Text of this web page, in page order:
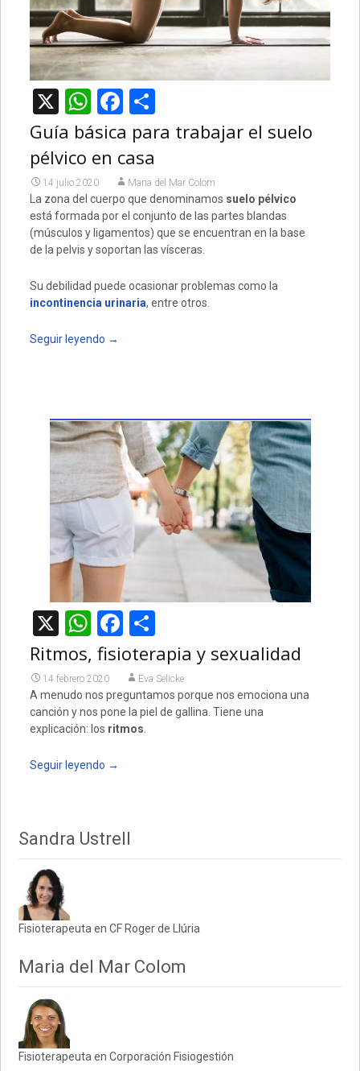
X WhatsApp
Facebook
Compartir
Guía básica para trabajar el suelo
pélvico en casa
14 julio 2020 Maria del Mar Colom
La zona del cuerpo que denominamos suelo pélvico
está formada por el conjunto de las partes blandas
(músculos y ligamentos) que se encuentran en la base
de la pelvis y soportan las vísceras.
Su debilidad puede ocasionar problemas como la
incontinencia urinaria, entre otros.
Seguir leyendo →
X WhatsApp
Facebook
Compartir
Ritmos, fisioterapia y sexualidad
14 febrero 2020 Eva Selicke
A menudo nos preguntamos porque nos emociona una
canción y nos pone la piel de gallina. Tiene una
explicación: los ritmos
Seguir leyendo →
Sandra Ustrell
Fisioterapeuta en CF Roger de Llúria
Maria del Mar Colom
Fisioterapeuta en Corporación Fisiogestión